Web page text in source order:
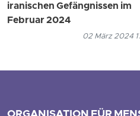
iranischen Gefängnissen im
Februar 2024
02 März 2024